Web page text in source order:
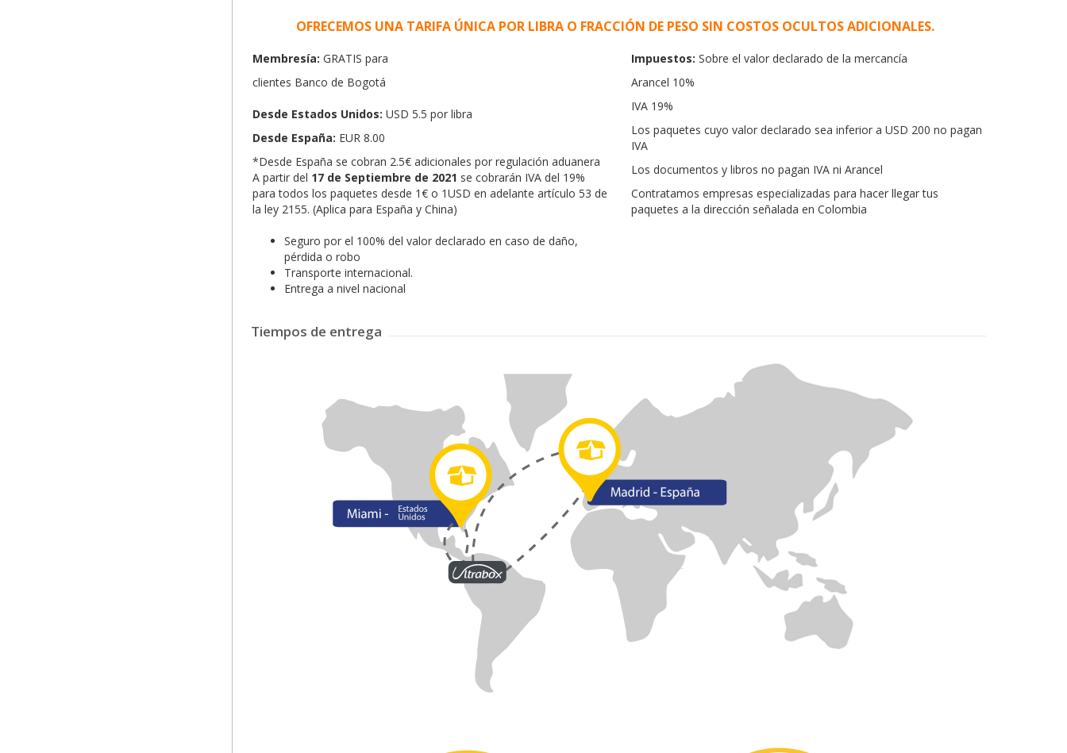
OFRECEMOS UNA TARIFA ÚNICA POR LIBRA O FRACCIÓN DE PESO SIN COSTOS OCULTOS ADICIONALES.
Membresía: GRATIS para
clientes Banco de Bogotá
Desde Estados Unidos: USD 5.5 por libra
Desde España: EUR 8.00
*Desde España se cobran 2.5€ adicionales por regulación aduanera
A partir del 17 de Septiembre de 2021 se cobrarán IVA del 19%
para todos los paquetes desde 1€ o 1USD en adelante artículo 53 de
la ley 2155. (Aplica para España y China)
Seguro por el 100% del valor declarado en caso de daño,
pérdida o robo
Transporte internacional.
Entrega a nivel nacional
Impuestos: Sobre el valor declarado de la mercancía
Arancel 10%
IVA 19%
Los paquetes cuyo valor declarado sea inferior a USD 200 no pagan
IVA
Los documentos y libros no pagan IVA ni Arancel
Contratamos empresas especializadas para hacer llegar tus
paquetes a la dirección señalada en Colombia
Tiempos de entrega